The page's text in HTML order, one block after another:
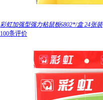
彩虹加强型强力粘鼠板6802*/盒 24张装
100条评价